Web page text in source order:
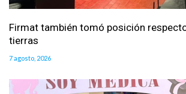
Firmat también tomó posición
tierras
7 agosto, 2026